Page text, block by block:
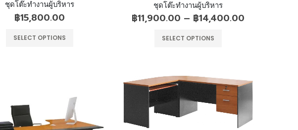
ชุดโต๊ะทำงานผู้บริหาร
฿15,800.00
SELECT OPTIONS
ชุดโต๊ะทำงานผู้บริหาร
฿11,900.00 – ฿14,400.00
SELECT OPTIONS
หมอนหมุน